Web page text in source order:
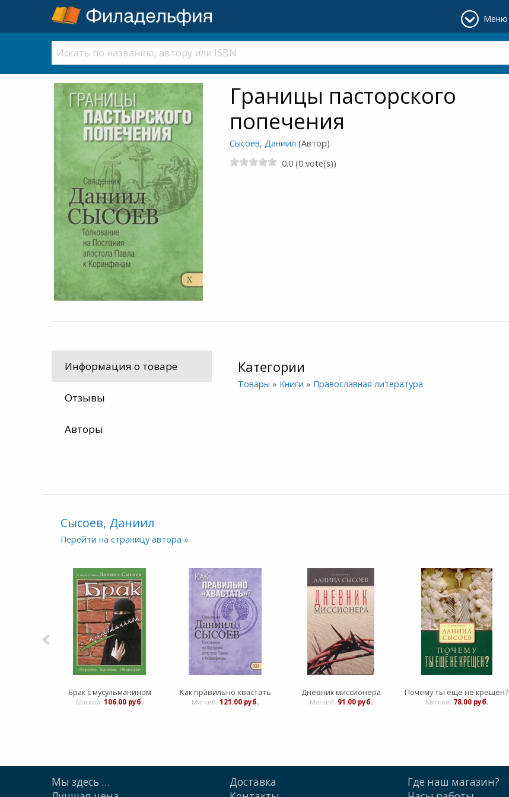
Меню
Границы пасторского
попечения
Сысоев, Даниил (Автор)
0.0 (0 vote(s))
Информация о товаре
Отзывы
Авторы
Категории
Товары » Книги » Православная литература
Сысоев, Даниил
Перейти на страницу автора »
Брак с мусульманином
Мягкий: 106.00 руб.
Как правильно хвастать
Мягкий: 121.00 руб.
Дневник миссионера
Мягкий: 91.00 руб.
Почему ты еще не крещен?
Мягкий: 78.00 руб.
Мы здесь …
Доставка
Где наш магазин?